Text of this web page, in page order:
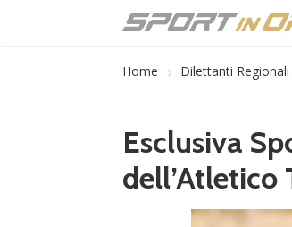
Home Dilettanti Regionali
Esclusiva
dell’Atletico